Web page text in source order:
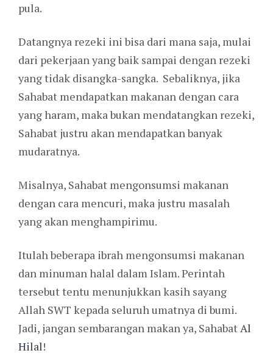
pula.
Datangnya rezeki ini bisa dari mana saja, mulai
dari pekerjaan yang baik sampai dengan rezeki
yang tidak disangka-sangka. Sebaliknya, jika
Sahabat mendapatkan makanan dengan cara
yang haram, maka bukan mendatangkan rezeki,
Sahabat justru akan mendapatkan banyak
mudaratnya.
Misalnya, Sahabat mengonsumsi makanan
dengan cara mencuri, maka justru masalah
yang akan menghampirimu.
Itulah beberapa ibrah mengonsumsi makanan
dan minuman halal dalam Islam. Perintah
tersebut tentu menunjukkan kasih sayang
Allah SWT kepada seluruh umatnya di bumi.
Jadi, jangan sembarangan makan ya, SahabatAl
Hilal!